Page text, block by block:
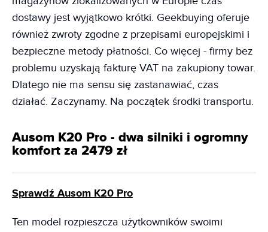
dostawy jest wyjątkowo krótki. Geekbuying oferuje
również zwroty zgodne z przepisami europejskimi i
bezpieczne metody płatności. Co więcej - firmy bez
problemu uzyskają fakturę VAT na zakupiony towar.
Dlatego nie ma sensu się zastanawiać, czas
działać. Zaczynamy. Na początek środki transportu.
Ausom K20 Pro - dwa silniki i ogromny
komfort za 2479 zł
Sprawdź Ausom K20 Pro
Ten model rozpieszcza użytkowników swoimi